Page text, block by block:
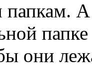
А
они